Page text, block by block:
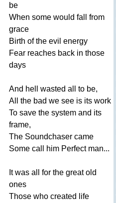
be
When some would fall
from
grace
Birth of the evil energy
Fear reaches back in those
days
And hell wasted all to be,
All
the bad we see is its work
To save the system and its
frame,
The Soundchaser came
Some call him Perfect man...
It was all for the great old
ones
Those who created
life